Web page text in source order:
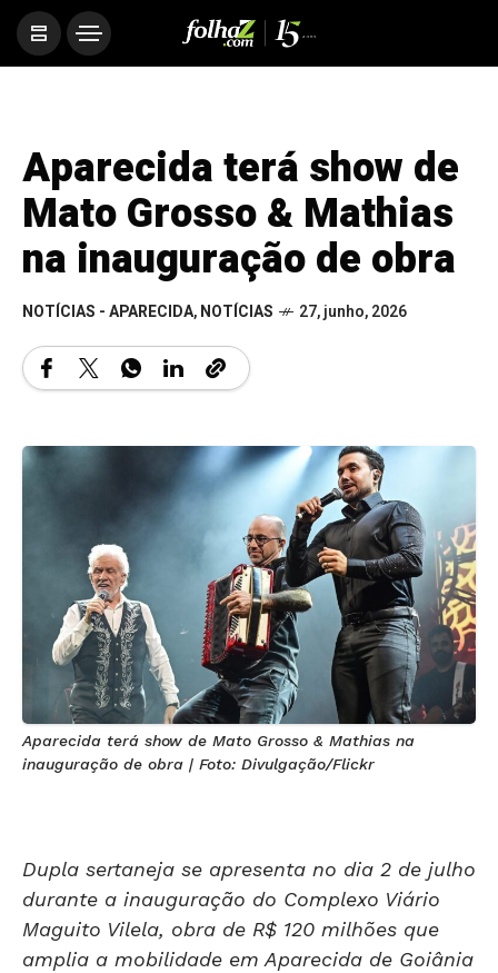
Aparecida terá show de
Mato Grosso & Mathias
na inauguração de obra
NOTÍCIAS - APARECIDA,NOTÍCIAS 27, junho, 2026
Aparecida terá show de Mato Grosso & Mathias na
inauguração de obra | Foto: Divulgação/Flickr
Dupla sertaneja se apresenta no dia 2 de julho
durante a inauguração do Complexo Viário
Maguito Vilela, obra de R$ 120 milhões que
amplia a mobilidade em Aparecida de Goiânia